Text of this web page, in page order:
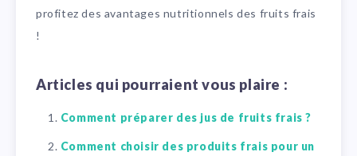
profitez des avantages nutritionnels des fruits frais
!
Articles qui pourraient vous plaire :
Comment préparer des jus de fruits frais ?
Comment choisir des produits frais pour un